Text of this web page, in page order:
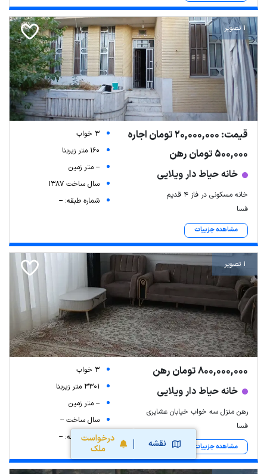
نقشه
درخواست
ملک
1 تصویر
قیمت: 20,000,000 تومان اجاره
500,000 تومان رهن
خانه حیاط دار ویلایی
خانه مسکونی در فاز ۴ قدیم
فسا
مشاهده جزییات
3 خواب
160 متر زیربنا
-- متر زمین
سال ساخت 1387
شماره طبقه: --
1 تصویر
800,000,000 تومان رهن
خانه حیاط دار ویلایی
رهن منزل سه خواب خیابان عشایری
فسا
مشاهده جزییات
3 خواب
3301 متر زیربنا
-- متر زمین
سال ساخت --
شماره طبقه: --